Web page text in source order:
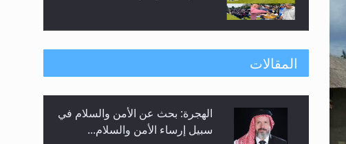
إتمام حفظ القرآن الكريم لثلاثة
حفل توزيع الشهادات في الجامعة
الأحمدية بنيجيريا لعام 2025
المقالات
الهجرة: بحث عن الأمن والسلام في
سبيل إرساء الأمن والسلام...